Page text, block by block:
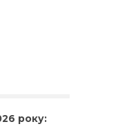
року: